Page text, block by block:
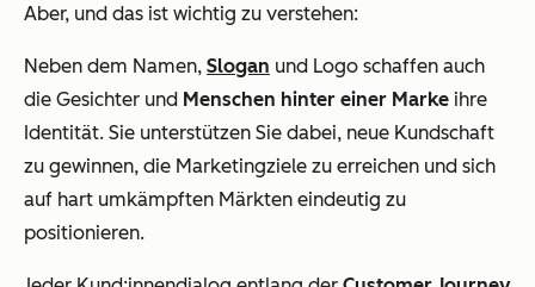
Aber, und das ist wichtig zu verstehen:
Neben dem Namen, Slogan und Logo schaffen auch
die Gesichter und Menschen hinter einer Marke ihre
Identität. Sie unterstützen Sie dabei, neue Kundschaft
zu gewinnen, die Marketingziele zu erreichen und sich
auf hart umkämpften Märkten eindeutig zu
positionieren.